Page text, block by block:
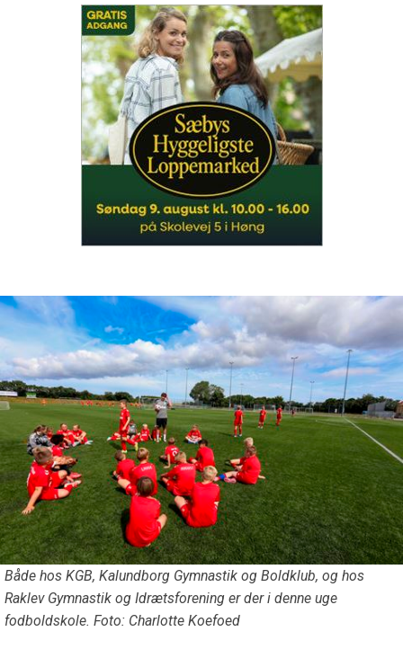
Både hos KGB, Kalundborg Gymnastik og Boldklub, og hos
Raklev Gymnastik og Idrætsforening er der i denne uge
fodboldskole. Foto: Charlotte Koefoed